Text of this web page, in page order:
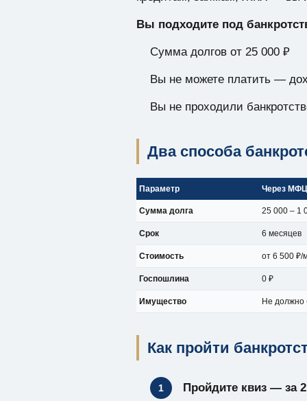
Вы подходите под
Сумма долгов от 25 000 ₽
Вы не можете платить —
Вы не проходили
Два способа
Параметр Через МФЦ
Сумма долга 25 000 – 1
Срок 6 месяцев
Стоимость от 6 500 ₽/
Госпошлина 0 ₽
Имущество Не должно
Как пройти
Пройдите квиз — за 2